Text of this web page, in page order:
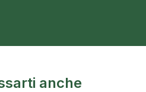
anche